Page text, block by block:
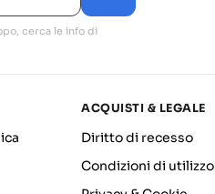
cerca le info di
ACQUISTI & LEGALE
Diritto di recesso
Condizioni di utilizzo